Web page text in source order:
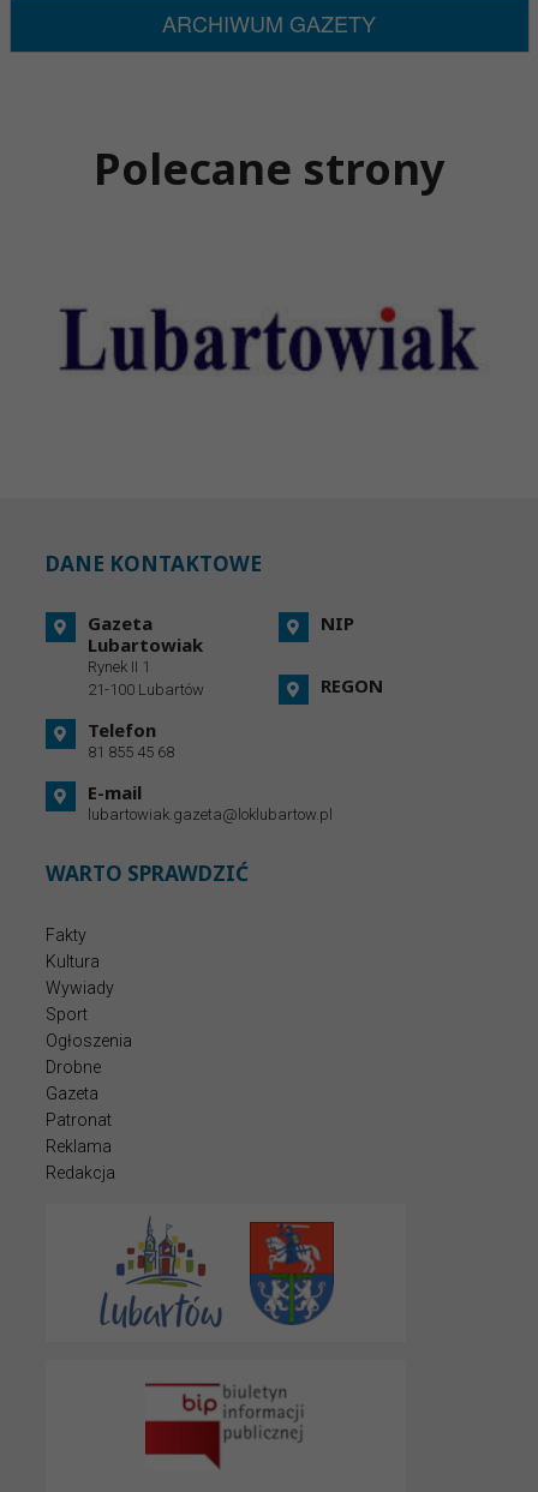
ARCHIWUM GAZETY
Polecane strony
DANE KONTAKTOWE
Gazeta
Lubartowiak
Rynek II 1
21-100 Lubartów
Telefon
81 855 45 68
E-mail
lubartowiak.gazeta@loklubartow.pl
NIP
REGON
WARTO SPRAWDZIĆ
Fakty
Kultura
Wywiady
Sport
Ogłoszenia
Drobne
Gazeta
Patronat
Reklama
Redakcja